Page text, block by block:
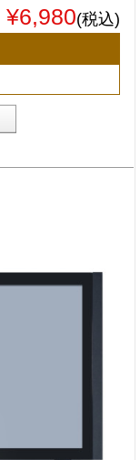
¥6,980(税込)